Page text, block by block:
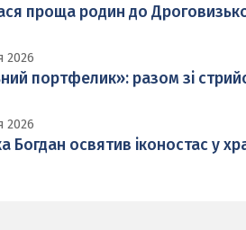
проща родин до
2026
портфелик»: разом зі
2026
Богдан освятив іконостас у